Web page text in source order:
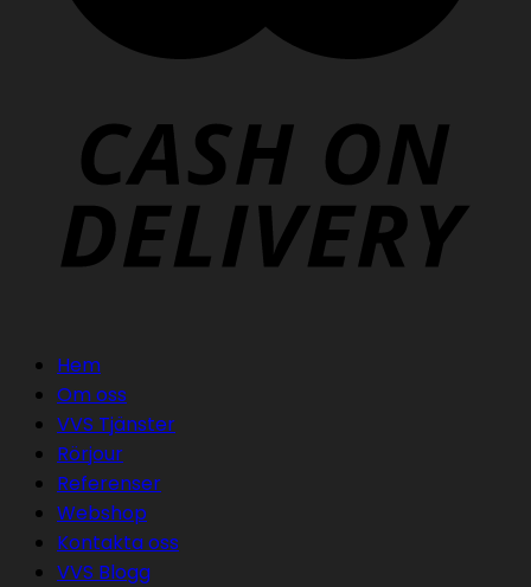
Hem
Om oss
VVS Tjänster
Rörjour
Referenser
Webshop
Kontakta oss
VVS Blogg